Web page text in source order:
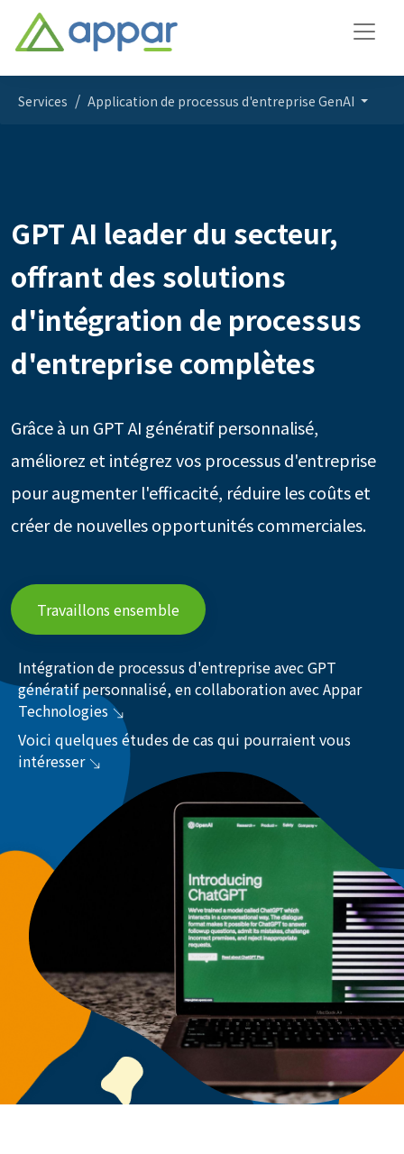
Services Application de processus d'entreprise GenAI
GPT AI leader du secteur,
offrant des solutions
d'intégration de processus
d'entreprise complètes
Grâce à un GPT AI génératif personnalisé,
améliorez et intégrez vos processus d'entreprise
pour augmenter l'efficacité, réduire les coûts et
créer de nouvelles opportunités commerciales.
Travaillons ensemble
Intégration de processus d'entreprise avec GPT
génératif personnalisé, en collaboration avec Appar
Technologies
Voici quelques études de cas qui pourraient vous
intéresser